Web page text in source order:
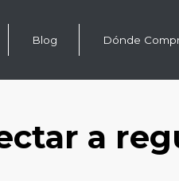
Blog Dónde
a